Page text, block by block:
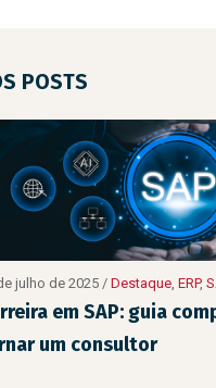
POSTS
/ Destaque,ERP,SAP,
SAP: guia completo